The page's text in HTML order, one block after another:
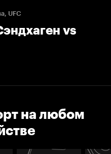
UFC
vs
на любом